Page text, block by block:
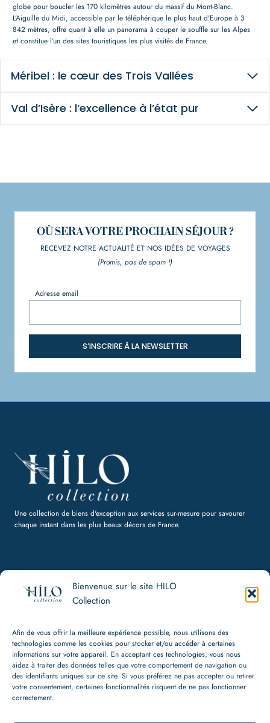
Bienvenue sur le site HILO
Collection
Afin de vous offrir la meilleure expérience possible, nous utilisons des
technologies comme les cookies pour stocker et/ou accéder à certaines
informations sur votre appareil. En acceptant ces technologies, vous nous
aidez à traiter des données telles que votre comportement de navigation ou
des identifiants uniques sur ce site. Si vous préférez ne pas accepter ou retirer
votre consentement, certaines fonctionnalités risquent de ne pas fonctionner
correctement.
globe pour boucler les 170 kilomètres autour du massif du Mont-Blanc.
L’Aiguille du Midi, accessible par le téléphérique le plus haut d’Europe à 3
842 mètres, offre quant à elle un panorama à couper le souffle sur les Alpes
et constitue l’un des sites touristiques les plus visités de France.
Méribel : le cœur des Trois Vallées
Val d’Isère : l’excellence à l’état pur
OÙ SERA VOTRE PROCHAIN SÉJOUR ?
RECEVEZ NOTRE ACTUALITÉ ET NOS IDÉES DE VOYAGES
(Promis, pas de spam !)
Adresse email
S’INSCRIRE À LA NEWSLETTER
Une collection de biens d'exception aux services sur-mesure pour savourer
chaque instant dans les plus beaux décors de France.
HILO Collection
Mentions légales
Contact
+33 (0) 7 80 91 94 95
hello@hilo-collection.com